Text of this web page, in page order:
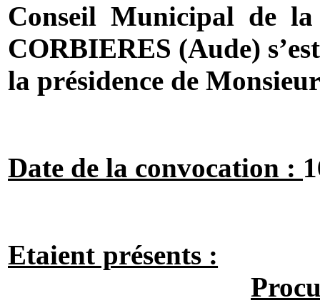
Conseil Municipal de
CORBIERES (Aude)
la présidence de
Date de la convocation :
Etaient présents :